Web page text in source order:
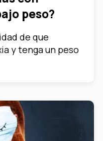
peso?
de que
y tenga un peso